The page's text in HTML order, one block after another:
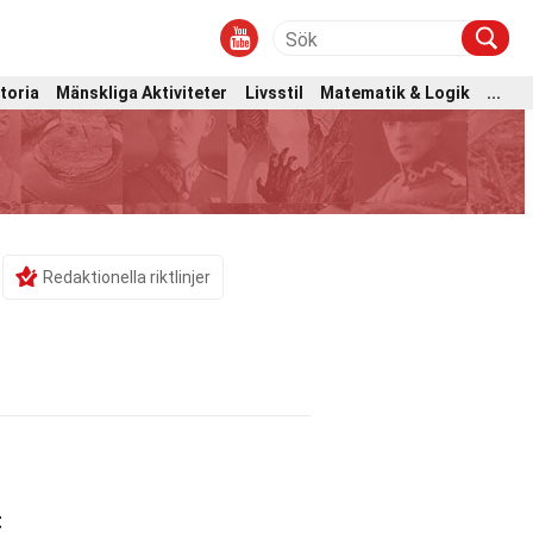
Mänskliga Aktiviteter Livsstil Matematik & Logik ...
Redaktionella riktlinjer